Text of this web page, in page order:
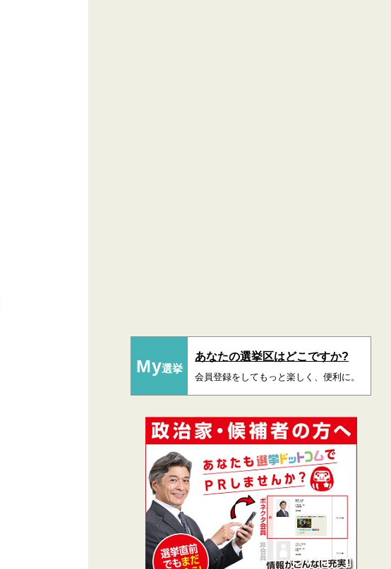
My選挙
あなたの選挙区はどこですか?
会員登録をしてもっと楽しく、便利に。